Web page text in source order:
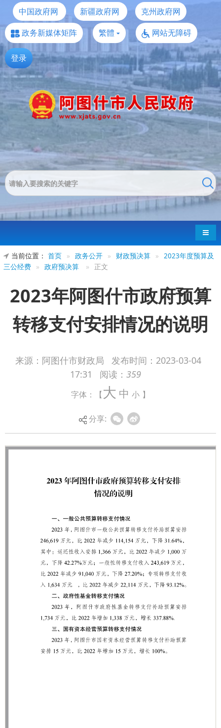
中国政府网 新疆政府网
克州政府网
政务新媒体矩阵
繁體 网站无障碍
登录
导航
当前位置： 首页 » 政务公开 » 财政预决算 »
2023年度预算及
三公经费 » 政府预决算 » 正文
2023年阿图什市政府预算
转移支付安排情况的说明
来源：阿图什市财政局 发布时间： 2023-03-04
17:31
阅读： 359
字体：【大 中 小 】
分享: